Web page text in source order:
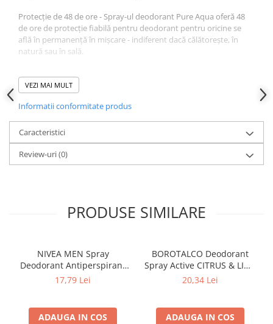
Protecție de 48 de ore - Spray-ul deodorant Pure Aqua oferă 48
de ore de protecție fiabilă pentru deodorant pentru oricine se
află în permanență în mișcare - indiferent dacă călătorește, în
natură sau în sală.
Ușor de utilizat - Agitați bine înainte de utilizare. Pulverizați la 15
cm distanță sub axile. Lasă să lucreze.
VEZI MAI MULT
Informatii conformitate produs
Caracteristici
Review-uri(0)
PRODUSE SIMILARE
NIVEA MEN Spray
Deodorant Antiperspirant
INVISIBLE for BLACK &
17,79 Lei
ADAUGA IN COS
BOROTALCO Deodorant
Spray Active CITRUS & LIME
150 ml
20,34 Lei
ADAUGA IN COS